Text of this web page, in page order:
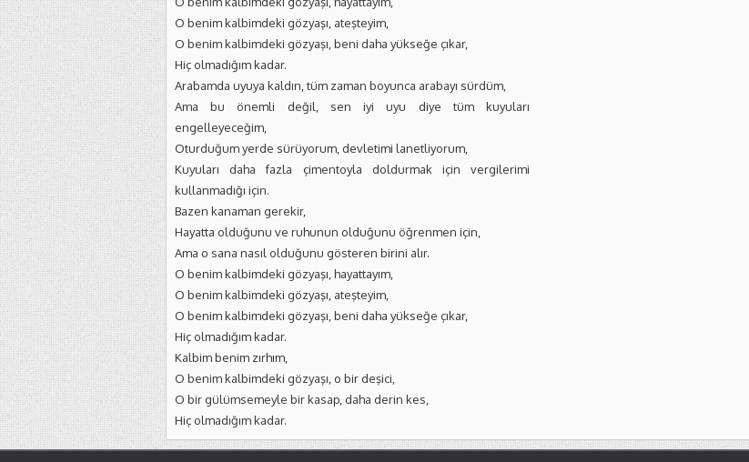
O benim kalbimdeki gözyaşı, ateşteyim,
O benim kalbimdeki gözyaşı, beni daha yükseğe çıkar,
Hiç olmadığım kadar.
Arabamda uyuya kaldın, tüm zaman boyunca arabayı sürdüm,
Ama bu önemli değil, sen iyi uyu diye tüm kuyuları
engelleyeceğim,
Oturduğum yerde sürüyorum, devletimi lanetliyorum,
Kuyuları daha fazla çimentoyla doldurmak için vergilerimi
kullanmadığı için.
Bazen kanaman gerekir,
Hayatta olduğunu ve ruhunun olduğunu öğrenmen için,
Ama o sana nasıl olduğunu gösteren birini alır.
O benim kalbimdeki gözyaşı, hayattayım,
O benim kalbimdeki gözyaşı, ateşteyim,
O benim kalbimdeki gözyaşı, beni daha yükseğe çıkar,
Hiç olmadığım kadar.
Kalbim benim zırhım,
O benim kalbimdeki gözyaşı, o bir deşici,
O bir gülümsemeyle bir kasap, daha derin kes,
Hiç olmadığım kadar.